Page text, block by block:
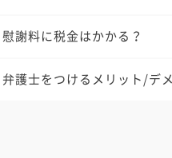
慰謝料に税金はかかる？
弁護士をつけるメリット/デ